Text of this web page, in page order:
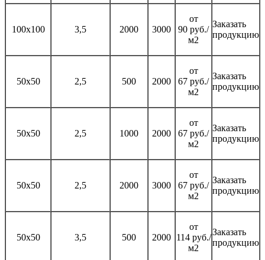
100х100 3,5 2000 3000
от
90 руб./
м2
Заказать
продукцию
50х50 2,5 500 2000
от
67 руб./
м2
Заказать
продукцию
50х50 2,5 1000 2000
от
67 руб./
м2
Заказать
продукцию
50х50 2,5 2000 3000
от
67 руб./
м2
Заказать
продукцию
50х50 3,5 500 2000
от
114 руб./
м2
Заказать
продукцию